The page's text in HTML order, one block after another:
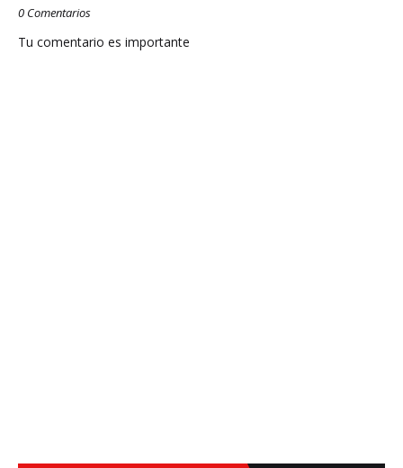
0 Comentarios
Tu comentario es importante